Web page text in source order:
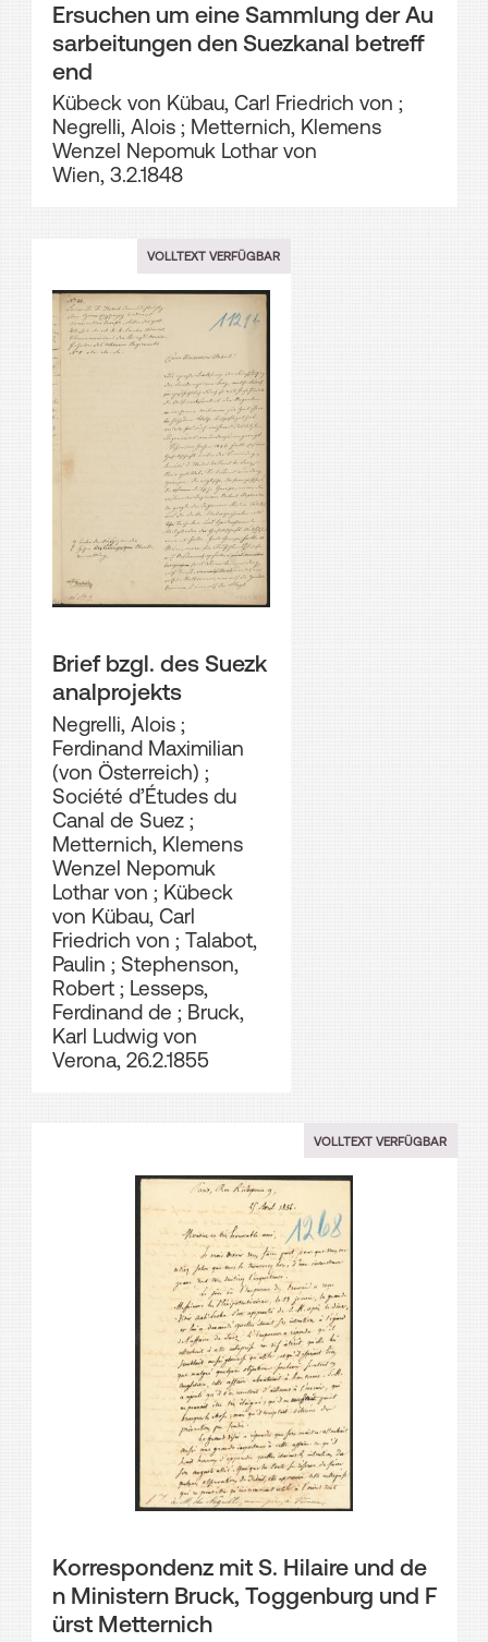
Ersuchen um eine Sammlung der Au
sarbeitungen den Suezkanal betreff
end
Kübeck von Kübau, Carl Friedrich von ;
Negrelli, Alois; Metternich, Klemens
Wenzel Nepomuk Lothar von
Wien, 3.2.1848
VOLLTEXT VERFÜGBAR
Brief bzgl. des Suezk
analprojekts
Negrelli, Alois;
Ferdinand Maximilian
(von Österreich) ;
Société d’Études du
Canal de Suez;
Metternich, Klemens
Wenzel Nepomuk
Lothar von ; Kübeck
von Kübau, Carl
Friedrich von ; Talabot,
Paulin ; Stephenson,
Robert; Lesseps,
Ferdinand de ; Bruck,
Karl Ludwig von
Verona, 26.2.1855
VOLLTEXT VERFÜGBAR
Korrespondenz mit S. Hilaire und de
n Ministern Bruck, Toggenburg und F
ürst Metternich